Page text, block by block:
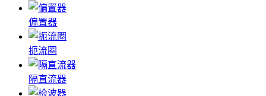
偏置器
扼流圈
隔直流器